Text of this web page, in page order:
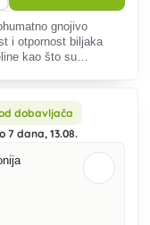
gnojivo
i otpornost biljaka
kao što su
dobavljača
7 dana, 13.08.